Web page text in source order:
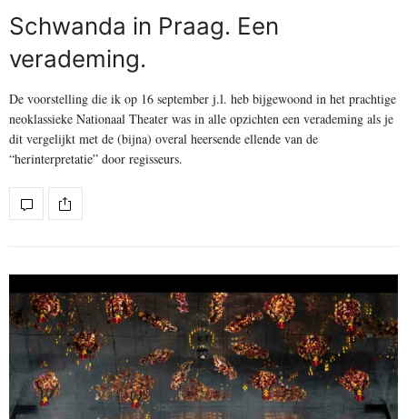
Schwanda in Praag. Een
verademing.
De voorstelling die ik op 16 september j.l. heb bijgewoond in het prachtige
neoklassieke Nationaal Theater was in alle opzichten een verademing als je
dit vergelijkt met de (bijna) overal heersende ellende van de
“herinterpretatie” door regisseurs.